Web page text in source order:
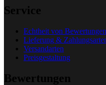
Service
Echtheit von Bewertungen
Lieferung &
Versandarten
Preisgestaltung
Bewertungen